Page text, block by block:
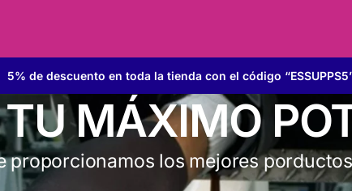
5% de descuento en toda la tienda con el código
MÁXIMO
proporcionamos los mejores